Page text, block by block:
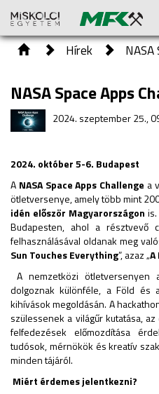
Hírek
NASA Space Apps
2024. szeptember 25.,
2024. október 5-6. Budapest
A NASA Space Apps Challenge a
ötletversenye, amely több mint
idén először Magyarországon
Budapesten, ahol a résztvevő
felhasználásával oldanak meg
Sun Touches Everything”, azaz „
A nemzetközi
dolgoznak különféle, a Föld és
kihívások megoldásán. A
szülessenek a világűr kutatása,
felfedezések előmozdítása
tudósok, mérnökök és kreatív
minden tájáról.
Miért érdemes jelentkezni?